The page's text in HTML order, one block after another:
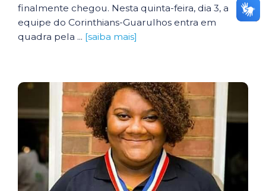
finalmente chegou. Nesta quinta-feira, dia 3, a
equipe do Corinthians-Guarulhos entra em
quadra pela ... [saiba mais]